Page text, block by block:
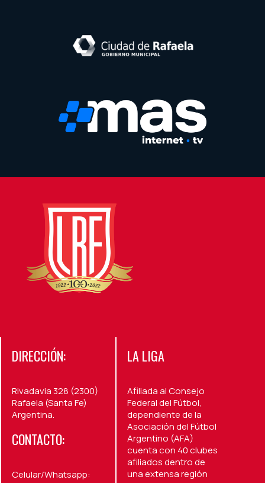
DIRECCIÓN:
Rivadavia 328 (2300)
Rafaela (Santa Fe)
Argentina.
CONTACTO:
Celular/Whatsapp:
LA LIGA
Afiliada al Consejo
Federal del Fútbol,
dependiente de la
Asociación del Fútbol
Argentino (AFA)
cuenta con 40 clubes
afiliados dentro de
una extensa región